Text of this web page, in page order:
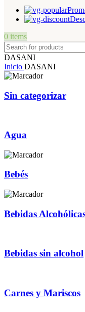
0 items
DASANI
Inicio DASANI
Sin categorizar
Agua
Bebés
Bebidas
Bebidas sin alcohol
Carnes y Mariscos